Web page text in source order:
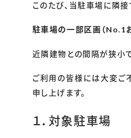
このたび、当駐車場に隣
駐車場の一部区画（No.1
近隣建物との間隔が狭小
ご利用の皆様には大変ご
申し上げます。
１．対象駐車場